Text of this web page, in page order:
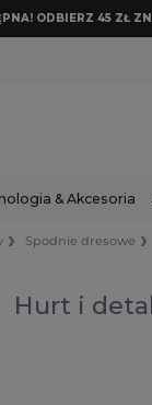
ODBIERZ 45 ZŁ
& Akcesoria
Spodnie dresowe
Hurt i detal